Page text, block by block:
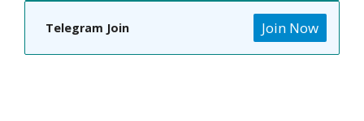
Telegram Join Join Now